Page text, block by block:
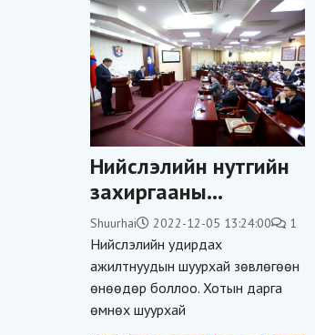
Нийслэлийн нутгийн
захиргааны
байгууллагууд
төсвийн мөнгөөр
шинэ жил
тэмдэглэхгүй
Shuurhai 2022-12-05 13:24:00 1
Нийслэлийн удирдах
ажилтнуудын шуурхай зөвлөгөөн
өнөөдөр боллоо. Хотын дарга
өмнөх шуурхай